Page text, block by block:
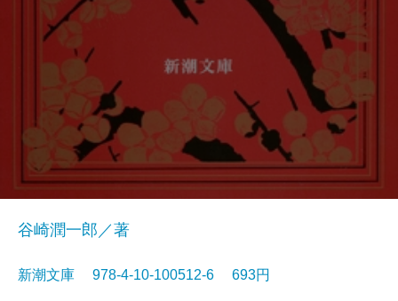
谷崎潤一郎／著
新潮文庫 978-4-10-100512-6 693円